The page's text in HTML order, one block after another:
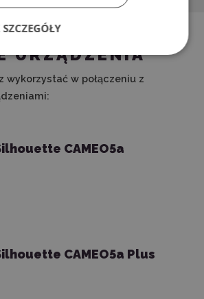
URZĄDZENIA
wykorzystać w połączeniu z
CAMEO5a
CAMEO5a Plus